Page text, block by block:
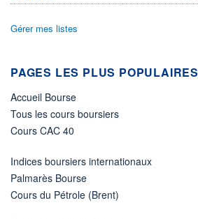
Gérer mes listes
PAGES LES PLUS POPULAIRES
Accueil Bourse
Tous les cours boursiers
Cours CAC 40
Indices boursiers internationaux
Palmarès Bourse
Cours du Pétrole (Brent)